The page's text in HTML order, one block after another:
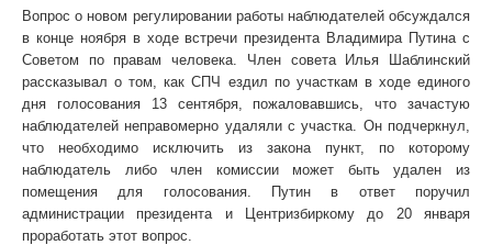
Вопрос о новом регулировании работы наблюдателей обсуждался
в конце ноября в ходе встречи президента Владимира Путина с
Cоветом по правам человека. Член совета Илья Шаблинский
рассказывал о том, как СПЧ ездил по участкам в ходе единого
дня голосования 13 сентября, пожаловавшись, что зачастую
наблюдателей неправомерно удаляли с участка. Он подчеркнул,
что необходимо исключить из закона пункт, по которому
наблюдатель либо член комиссии может быть удален из
помещения для голосования. Путин в ответ поручил
администрации президента и Центризбиркому до 20 января
проработать этот вопрос.